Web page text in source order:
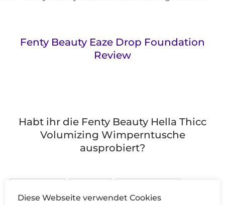
Fenty Beauty Eaze Drop Foundation
Review
Habt ihr die Fenty Beauty Hella Thicc
Volumizing Wimperntusche
ausprobiert?
Diese Webseite verwendet Cookies